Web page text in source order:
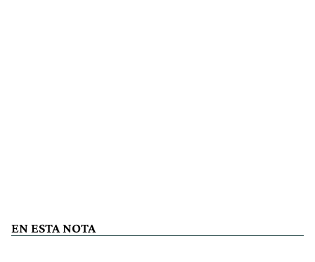
EN ESTA NOTA